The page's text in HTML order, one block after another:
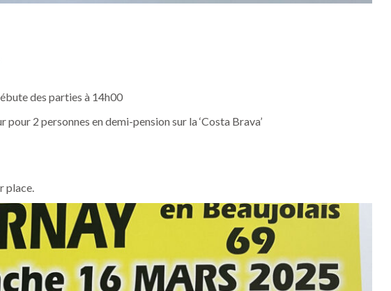
des parties à 14h00
2 personnes en demi-pension sur la ‘Costa Brava’
place.